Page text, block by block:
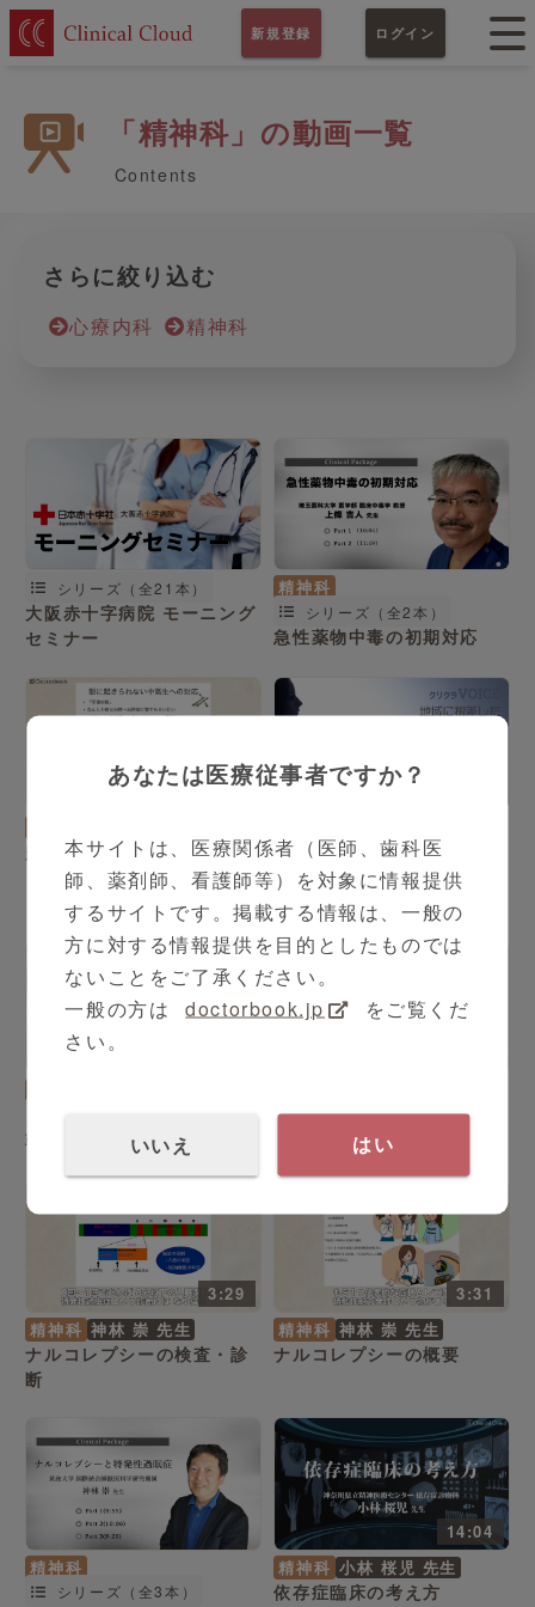
新規登録 ログイン
「精神科」の動画一覧
Contents
さらに絞り込む
心療内科 精神科
シリーズ（全21本）
大阪赤十字病院 モーニング
セミナー
精神科
シリーズ（全2本）
急性薬物中毒の初期対応
3:56
起立性調節障害 シリーズ（全18本）
地域に根差したうつ病治療
への貢献
朝に起きられない中高生
ナルコレプシーの治療法
3:29
精神科 神林 崇 先生
ナルコレプシーの検査・診
断
3:31
精神科 神林 崇 先生
ナルコレプシーの概要
精神科
シリーズ（全3本）
14:04
精神科 小林 桜児 先生
依存症臨床の考え方
あなたは医療従事者ですか？
本サイトは、医療関係者（医師、歯科医
師、薬剤師、看護師等）を対象に情報提供
するサイトです。掲載する情報は、一般の
方に対する情報提供を目的としたものでは
ないことをご了承ください。
一般の方は
doctorbook.jp
をご覧くだ
さい。
いいえ はい